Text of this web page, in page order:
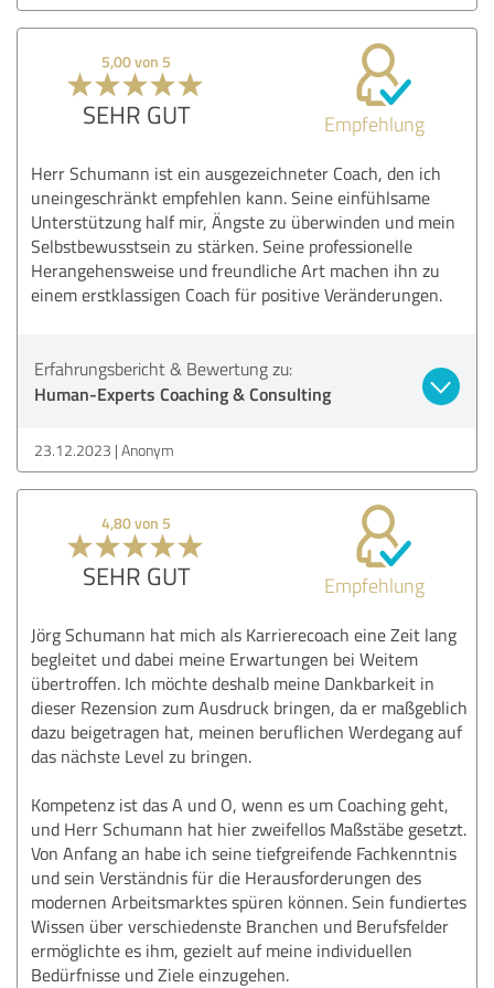
5,00 von 5
SEHR GUT Empfehlung
Herr Schumann ist ein ausgezeichneter Coach, den ich
uneingeschränkt empfehlen kann. Seine einfühlsame
Unterstützung half mir, Ängste zu überwinden und mein
Selbstbewusstsein zu stärken. Seine professionelle
Herangehensweise und freundliche Art machen ihn zu
einem erstklassigen Coach für positive Veränderungen.
Erfahrungsbericht & Bewertung zu:
Human-Experts Coaching & Consulting
23.12.2023 Anonym
4,80 von 5
SEHR GUT Empfehlung
Jörg Schumann hat mich als Karrierecoach eine Zeit lang
begleitet und dabei meine Erwartungen bei Weitem
übertroffen. Ich möchte deshalb meine Dankbarkeit in
dieser Rezension zum Ausdruck bringen, da er maßgeblich
dazu beigetragen hat, meinen beruflichen Werdegang auf
das nächste Level zu bringen.
Kompetenz ist das A und O, wenn es um Coaching geht,
und Herr Schumann hat hier zweifellos Maßstäbe gesetzt.
Von Anfang an habe ich seine tiefgreifende Fachkenntnis
und sein Verständnis für die Herausforderungen des
modernen Arbeitsmarktes spüren können. Sein fundiertes
Wissen über verschiedenste Branchen und Berufsfelder
ermöglichte es ihm, gezielt auf meine individuellen
Bedürfnisse und Ziele einzugehen.